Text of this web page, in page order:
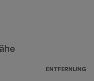
ENTFERNUNG